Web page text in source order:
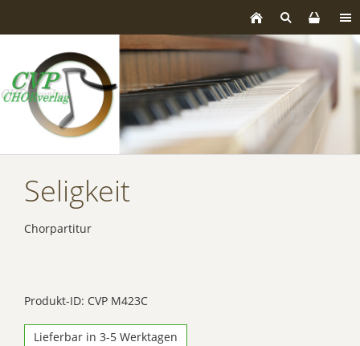
Seligkeit
Chorpartitur
Produkt-ID: CVP M423C
Lieferbar in 3-5 Werktagen